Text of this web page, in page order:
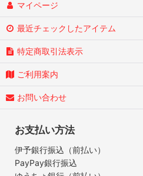
マイページ
最近チェックしたアイテム
特定商取引法表示
ご利用案内
お問い合わせ
お支払い方法
伊予銀行振込（前払い）
PayPay銀行振込